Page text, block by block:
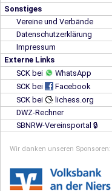
Sonstiges
Vereine und Verbände
Datenschutzerklärung
Impressum
Externe Links
SCK bei
WhatsApp
SCK bei
Facebook
SCK bei
lichess.org
DWZ-Rechner
SBNRW-Vereinsportal 🔒
Wir danken unseren Sponsoren: